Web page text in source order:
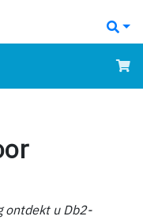
ontdekt u Db2-